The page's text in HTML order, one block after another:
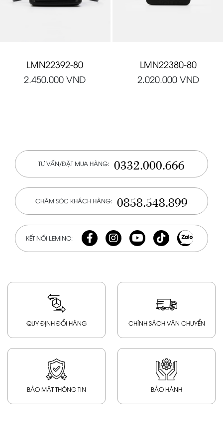
LMN22392-80
2.450.000 VND
LMN22380-80
2.020.000 VND
TƯ VẤN/ĐẶT MUA HÀNG: 0332.000.666
CHĂM SÓC KHÁCH HÀNG: 0858.548.899
KẾT NỐI LEMINO:
QUY ĐỊNH ĐỔI HÀNG CHÍNH SÁCH VẬN CHUYỂN
BẢO MẬT THÔNG TIN BẢO HÀNH